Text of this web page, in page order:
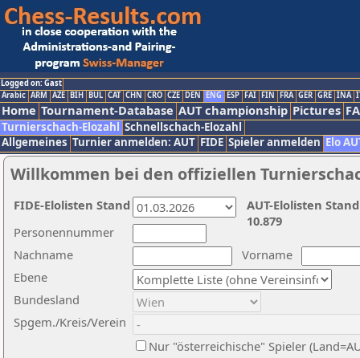
Logged on: Gast
Arabic ARM AZE BIH BUL CAT CHN CRO CZE DEN ENG ESP FAI FIN FRA GER GRE INA
Home Tournament-Database AUT championship Pictures
Turnierschach-Elozahl Schnellschach-Elozahl
Allgemeines Turnier anmelden: AUT FIDE Spieler anmelden Elo
Willkommen bei den offiziellen
Nachname
Vorname
Ebene
Personennummer
Bundesland
Spgem./Kreis/Verein
Nur "österreichische" Spieler
AUT-Elolisten
10.879
FIDE-Elolisten Stand